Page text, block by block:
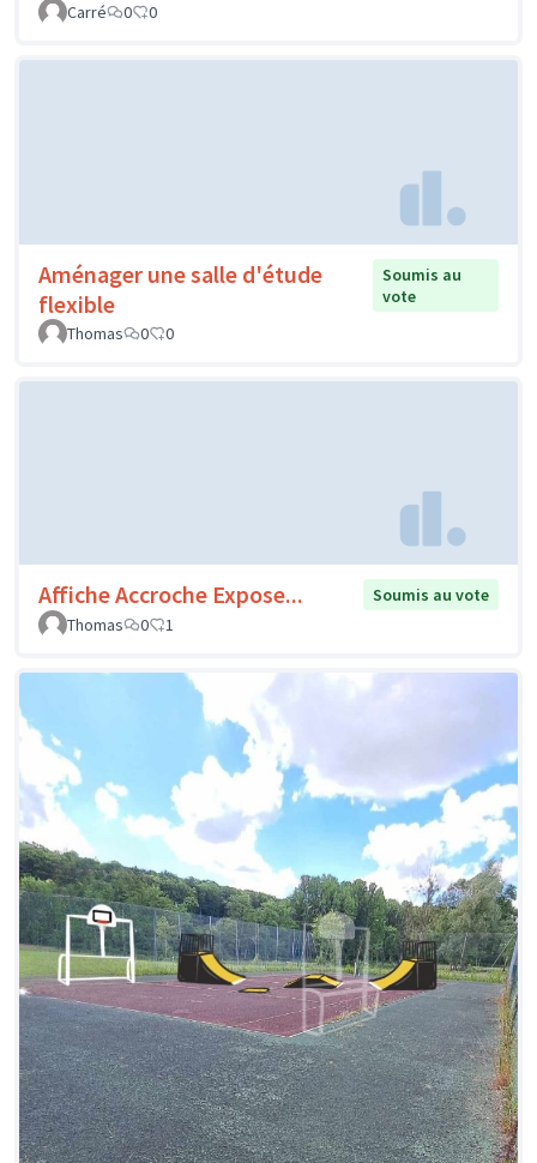
Carré
0 0
Aménager une salle d'étude
flexible
Soumis au
vote
Thomas
0 0
Affiche Accroche Expose...
Soumis au vote
Thomas
0 1